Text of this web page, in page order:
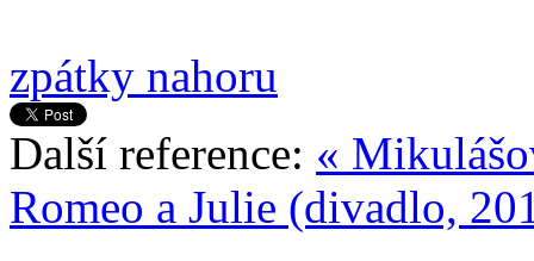
zpátky nahoru
Další reference: «
Romeo a Julie (divadlo,